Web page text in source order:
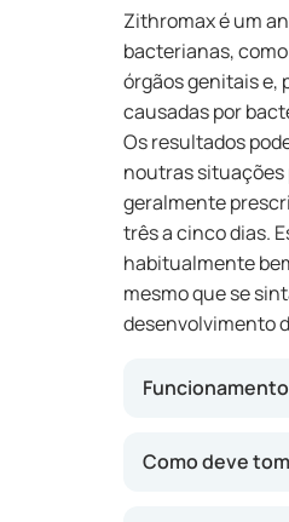
Zithromax é um
bacterianas,
órgãos genitais e,
causadas por
Os resultados
noutras situações
geralmente
três a cinco dias.
habitualmente
mesmo que se
desenvolvimento
bactérias.
Como deve